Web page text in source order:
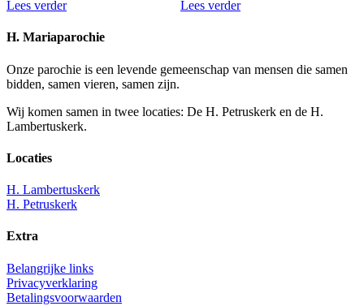
Lees verder
Lees verder
H. Mariaparochie
Onze parochie is een levende gemeenschap van mensen die samen
bidden, samen vieren, samen zijn.
Wij komen samen in twee locaties: De H. Petruskerk en de H.
Lambertuskerk.
Locaties
H. Lambertuskerk
H. Petruskerk
Extra
Belangrijke links
Privacyverklaring
Betalingsvoorwaarden